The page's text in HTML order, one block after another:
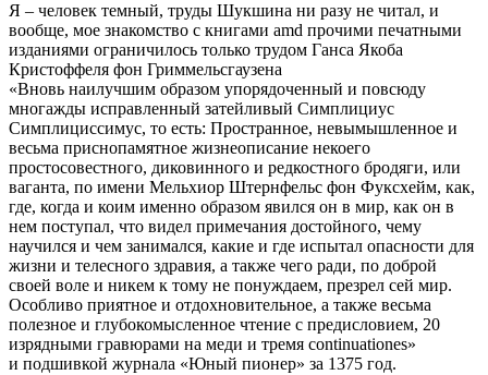
Я – человек темный, труды Шукшина ни разу не читал, и
вообще, мое знакомство с книгами amd прочими печатными
изданиями ограничилось только трудом Ганса Якоба
Кристоффеля фон Гриммельсгаузена
«Вновь наилучшим образом упорядоченный и повсюду
многажды исправленный затейливый Симплициус
Симплициссимус, то есть: Пространное, невымышленное и
весьма приснопамятное жизнеописание некоего
простосовестного, диковинного и редкостного бродяги, или
ваганта, по имени Мельхиор Штернфельс фон Фуксхейм, как,
где, когда и коим именно образом явился он в мир, как он в
нем поступал, что видел примечания достойного, чему
научился и чем занимался, какие и где испытал опасности для
жизни и телесного здравия, а также чего ради, по доброй
своей воле и никем к тому не понуждаем, презрел сей мир.
Особливо приятное и отдохновительное, а также весьма
полезное и глубокомысленное чтение с предисловием, 20
изрядными гравюрами на меди и тремя continuationes»
и подшивкой журнала «Юный пионер» за 1375 год.